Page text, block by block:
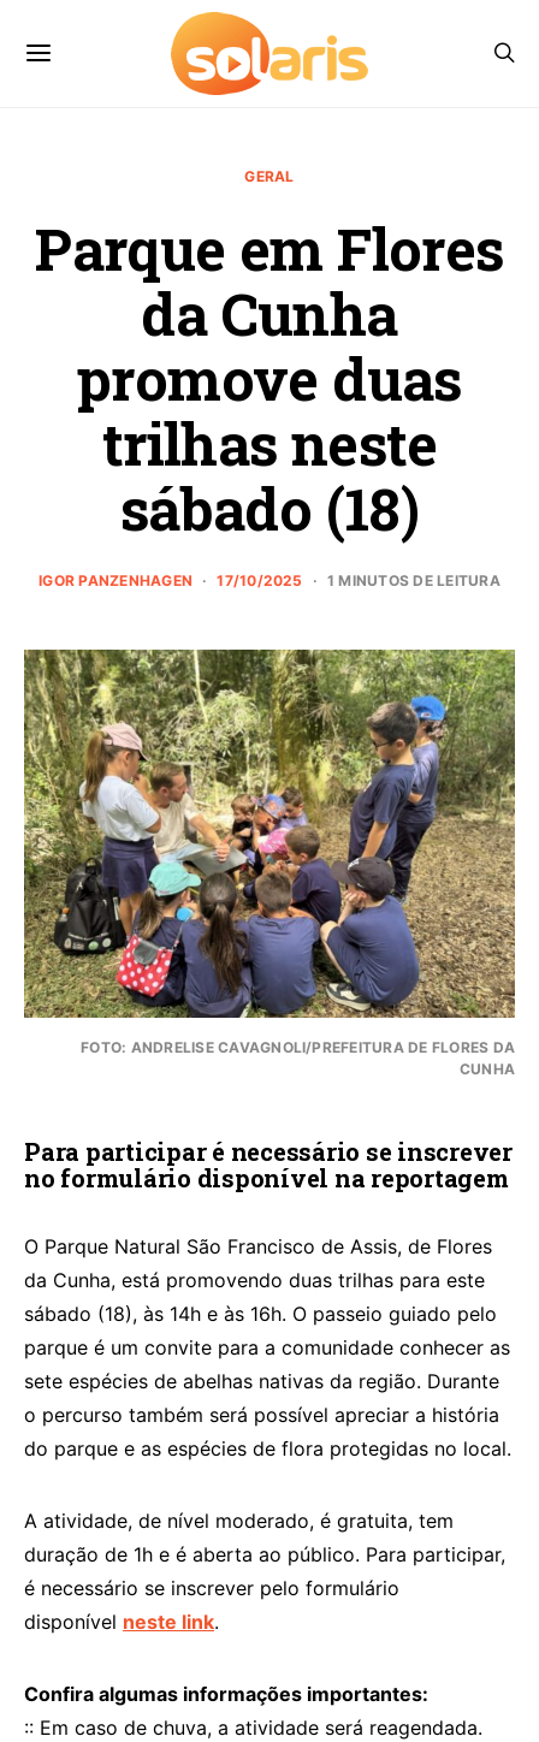
GERAL
Parque em Flores
da Cunha
promove duas
trilhas neste
sábado (18)
IGOR PANZENHAGEN 17/10/2025 1 MINUTOS DE LEITURA
FOTO: ANDRELISE CAVAGNOLI/PREFEITURA DE FLORES DA
CUNHA
Para participar é necessário se inscrever
no formulário disponível na reportagem
O Parque Natural São Francisco de Assis, de Flores
da Cunha, está promovendo duas trilhas para este
sábado (18), às 14h e às 16h. O passeio guiado pelo
parque é um convite para a comunidade conhecer as
sete espécies de abelhas nativas da região. Durante
o percurso também será possível apreciar a história
do parque e as espécies de flora protegidas no local.
A atividade, de nível moderado, é gratuita, tem
duração de 1h e é aberta ao público. Para participar,
é necessário se inscrever pelo formulário
disponível neste link.
Confira algumas informações importantes:
:: Em caso de chuva, a atividade será reagendada.